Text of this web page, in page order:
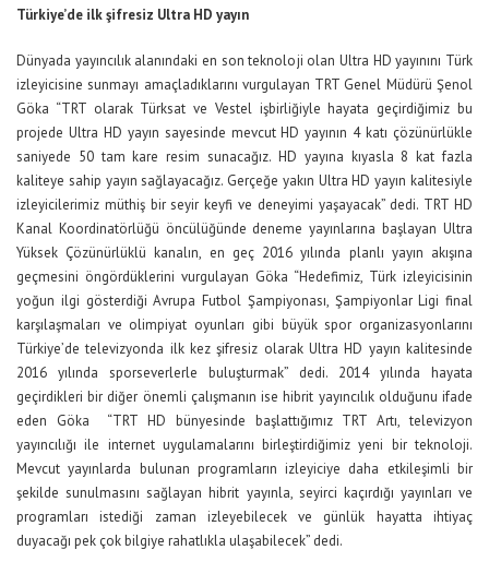
Türkiye’de ilk şifresiz Ultra HD yayın
Dünyada yayıncılık alanındaki en son teknoloji olan Ultra HD yayınını Türk
izleyicisine sunmayı amaçladıklarını vurgulayan TRT Genel Müdürü Şenol
Göka “TRT olarak Türksat ve Vestel işbirliğiyle hayata geçirdiğimiz bu
projede Ultra HD yayın sayesinde mevcut HD yayının 4 katı çözünürlükle
saniyede 50 tam kare resim sunacağız. HD yayına kıyasla 8 kat fazla
kaliteye sahip yayın sağlayacağız. Gerçeğe yakın Ultra HD yayın kalitesiyle
izleyicilerimiz müthiş bir seyir keyfi ve deneyimi yaşayacak” dedi. TRT HD
Kanal Koordinatörlüğü öncülüğünde deneme yayınlarına başlayan Ultra
Yüksek Çözünürlüklü kanalın, en geç 2016 yılında planlı yayın akışına
geçmesini öngördüklerini vurgulayan Göka “Hedefimiz, Türk izleyicisinin
yoğun ilgi gösterdiği Avrupa Futbol Şampiyonası, Şampiyonlar Ligi final
karşılaşmaları ve olimpiyat oyunları gibi büyük spor organizasyonlarını
Türkiye’de televizyonda ilk kez şifresiz olarak Ultra HD yayın kalitesinde
2016 yılında sporseverlerle buluşturmak” dedi. 2014 yılında hayata
geçirdikleri bir diğer önemli çalışmanın ise hibrit yayıncılık olduğunu ifade
eden Göka “TRT HD bünyesinde başlattığımız TRT Artı, televizyon
yayıncılığı ile internet uygulamalarını birleştirdiğimiz yeni bir teknoloji.
Mevcut yayınlarda bulunan programların izleyiciye daha etkileşimli bir
şekilde sunulmasını sağlayan hibrit yayınla, seyirci kaçırdığı yayınları ve
programları istediği zaman izleyebilecek ve günlük hayatta ihtiyaç
duyacağı pek çok bilgiye rahatlıkla ulaşabilecek” dedi.